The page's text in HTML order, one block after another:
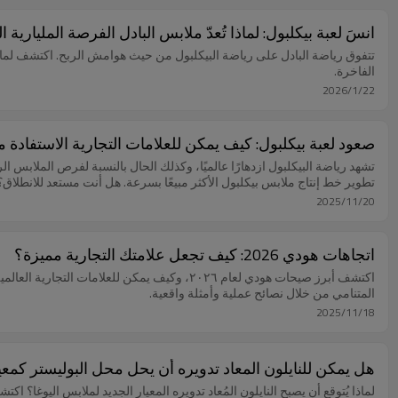
انسَ لعبة بيكلبول: لماذا تُعدّ ملابس البادل الفرصة
الفاخرة.
2026/1/22
صعود لعبة بيكلبول: كيف يمكن للعلامات التجارية
تشهد رياضة البيكلبول ازدهارًا عالميًا، وكذلك الحال بالنسبة لفرص
تطوير خط إنتاج ملابس بيكلبول الأكثر مبيعًا بسرعة. هل أنت مستعد
2025/11/20
اتجاهات هودي 2026: كيف تجعل علامتك التجارية مميزة؟
اكتشف أبرز صيحات هودي لعام ٢٠٢٦، وكيف
المتنامي من خلال نصائح عملية وأمثلة واقعية.
2025/11/18
هل يمكن للنايلون المعاد تدويره أن يحل محل البوليستر
لماذا يُتوقع أن يصبح النايلون المُعاد تدويره المعيار الجديد لملابس